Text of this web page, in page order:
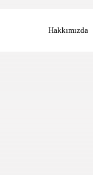
Hakkımızda